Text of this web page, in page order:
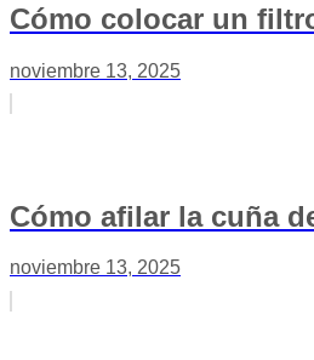
Cómo colocar un
noviembre 13, 2025
Cómo afilar la cuña
noviembre 13, 2025